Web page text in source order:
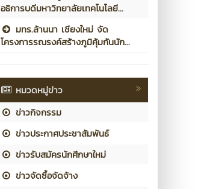
อธิการบดีมหาวิทยาลัยเทคโนโลยี...
มทร.ล้านนา เชียงใหม่ จัด
โครงการรณรงค์สร้างภูมิคุ้มกันนัก...
หมวดหมู่ข่าว
ข่าวกิจกรรม
ข่าวประกาศประชาสัมพันธ์
ข่าวรับสมัครนักศึกษาใหม่
ข่าวจัดซื้อจัดจ้าง